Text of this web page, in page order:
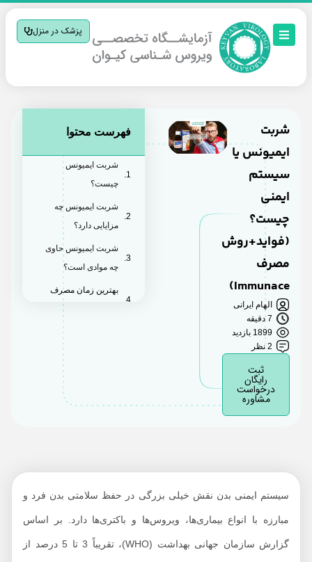
پزشک در منزل
شربت
ایمیونس یا
سیستم
ایمنی
چیست؟
(فواید+روش
مصرف
Immunace)
الهام ایرانی
7 دقیقه
1899 بازدید
2 نظر
رایگان
درخواست
مشاوره
فهرست محتوا
شربت ایمیونس
چیست؟
شربت ایمیونس چه
مزایایی دارد؟
شربت ایمیونس حاوی
چه موادی است؟
بهترین زمان مصرف
آیا شربت ایمیونس برای
کودکان مناسب است؟
شربت و قرص ایمیونس
آیا شربت ایمیونس باعث
چاقی می‌شود؟
سیستم ایمنی بدن نقش خیلی بزرگی در حفظ سلامتی بدن فرد و
مبارزه با انواع بیماری‌ها، ویروس‌ها و باکتری‌ها دارد. بر اساس
گزارش سازمان جهانی بهداشت (WHO)، تقریباً 3 تا 5 درصد از